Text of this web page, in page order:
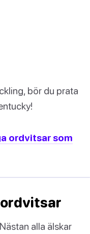
bör du prata
ordvitsar som
Nästan alla älskar